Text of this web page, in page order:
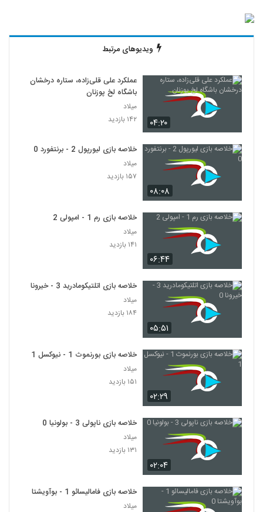
ویدیوهای مرتبط
۰۴:۲۰
عملکرد علی قلی‌زاده، ستاره درخشان
باشگاه لخ پوزنان
میلاد
۱۴۲ بازدید
۰۸:۰۸
خلاصه بازی لیورپول 2 - برنتفورد 0
میلاد
۱۵۷ بازدید
۰۶:۴۴
خلاصه بازی رم 1 - امپولی 2
میلاد
۱۴۱ بازدید
۰۵:۵۱
خلاصه بازی اتلتیکومادرید 3 - خیرونا 0
میلاد
۱۸۴ بازدید
۰۲:۲۹
خلاصه بازی بورنموث 1 - نیوکسل 1
میلاد
۱۵۱ بازدید
۰۲:۰۴
خلاصه بازی ناپولی 3 - بولونیا 0
میلاد
۱۳۱ بازدید
خلاصه بازی فامالیسائو 1 - بوآویشتا 0
میلاد